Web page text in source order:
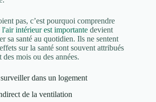
pas, c’est pourquoi comprendre
intérieur est importante devient
sa santé au quotidien. Ils ne sentent
sur la santé sont souvent attribués
mois ou des années.
dans un logement
de la ventilation